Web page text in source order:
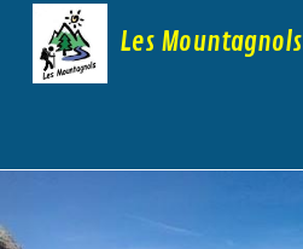
Les Mountagnols